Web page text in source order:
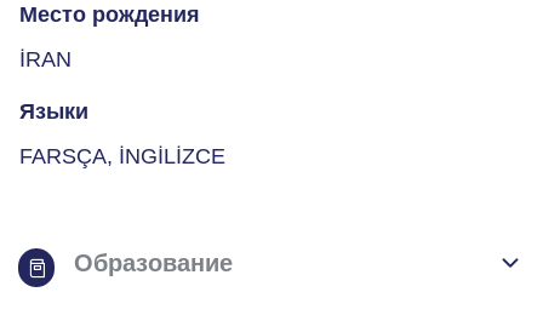
Место рождения
İRAN
Языки
FARSÇA, İNGİLİZCE
Образование